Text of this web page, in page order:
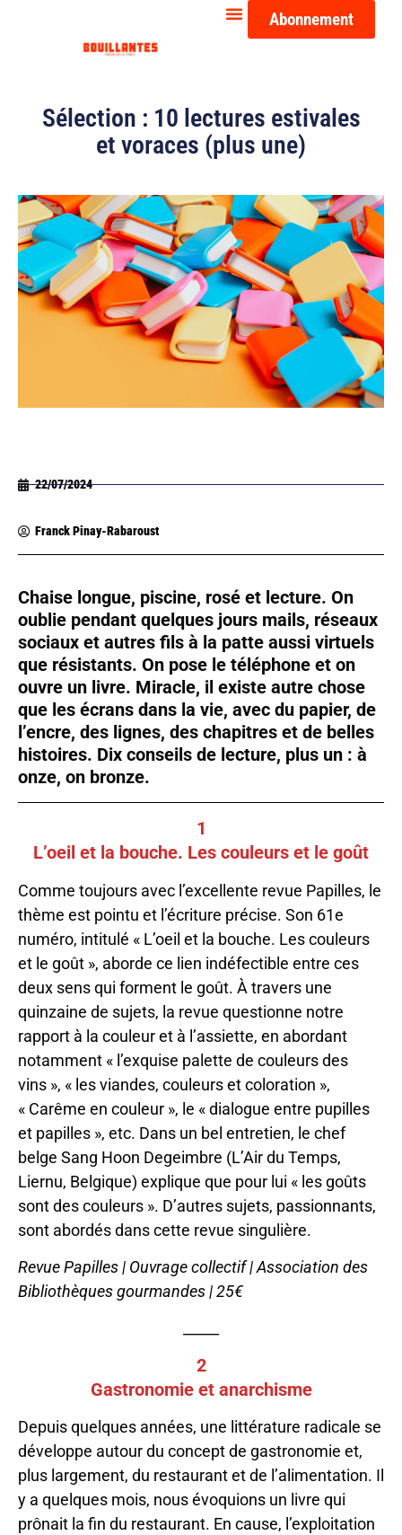
Abonnement
Sélection : 10 lectures estivales
et voraces (plus une)
22/07/2024
Franck Pinay-Rabaroust
Chaise longue, piscine, rosé et lecture. On
oublie pendant quelques jours mails, réseaux
sociaux et autres fils à la patte aussi virtuels
que résistants. On pose le téléphone et on
ouvre un livre. Miracle, il existe autre chose
que les écrans dans la vie, avec du papier, de
l’encre, des lignes, des chapitres et de belles
histoires. Dix conseils de lecture, plus un : à
onze, on bronze.
1
L’oeil et la bouche. Les couleurs et le goût
Comme toujours avec l’excellente revue Papilles, le
thème est pointu et l’écriture précise. Son 61e
numéro, intitulé « L’oeil et la bouche. Les couleurs
et le goût », aborde ce lien indéfectible entre ces
deux sens qui forment le goût. À travers une
quinzaine de sujets, la revue questionne notre
rapport à la couleur et à l’assiette, en abordant
notamment « l’exquise palette de couleurs des
vins », « les viandes, couleurs et coloration »,
« Carême en couleur », le « dialogue entre pupilles
et papilles », etc. Dans un bel entretien, le chef
belge Sang Hoon Degeimbre (L’Air du Temps,
Liernu, Belgique) explique que pour lui « les goûts
sont des couleurs ». D’autres sujets, passionnants,
sont abordés dans cette revue singulière.
Revue Papilles | Ouvrage collectif | Association des
Bibliothèques gourmandes | 25€
2
Gastronomie et anarchisme
Depuis quelques années, une littérature radicale se
développe autour du concept de gastronomie et,
plus largement, du restaurant et de l’alimentation. Il
y a quelques mois, nous évoquions un livre qui
prônait la fin du restaurant. En cause, l’exploitation